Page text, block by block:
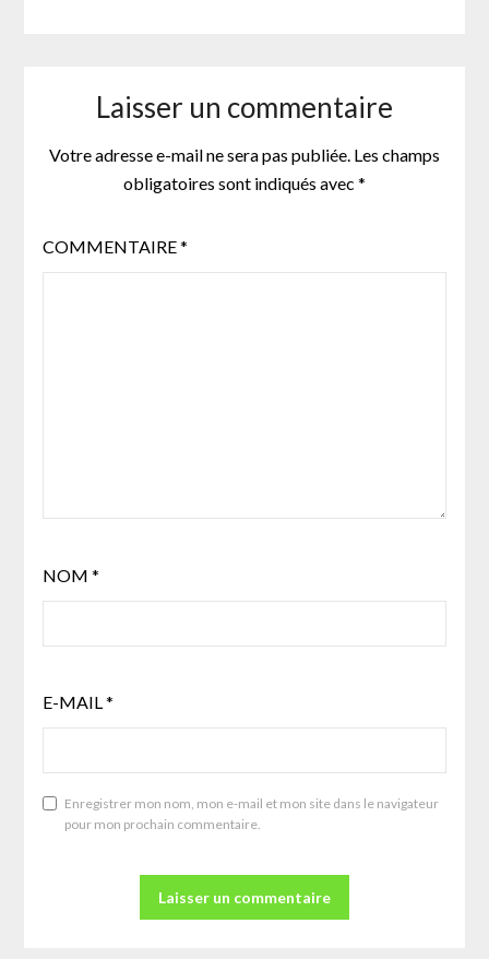
Laisser un commentaire
Votre adresse e-mail ne sera pas publiée. Les champs
obligatoires sont indiqués avec *
COMMENTAIRE*
NOM *
E-MAIL*
Enregistrer mon nom, mon e-mail et mon site dans le navigateur
pour mon prochain commentaire.